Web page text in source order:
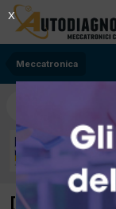
Meccatronica
[OPEL
X